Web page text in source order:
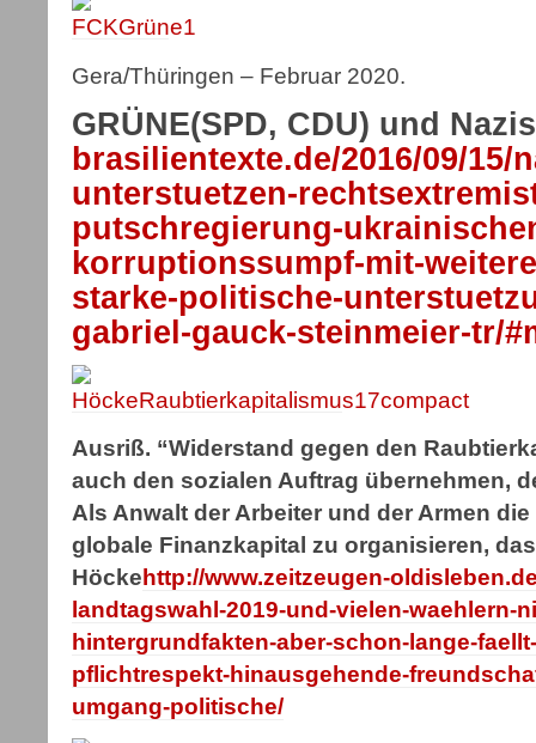
Gera/Thüringen – Februar 2020.
GRÜNE(SPD, CDU) und
brasilientexte.de/2016/09/15/
unterstuetzen-
putschregierung-
korruptionssumpf-mit-
starke-politische-
gabriel-gauck-steinmeier-tr/
Ausriß. “Widerstand gegen den
auch den sozialen Auftrag übernehmen,
Als Anwalt der Arbeiter und der Armen
globale Finanzkapital zu organisieren,
Höckehttp://www.zeitzeugen-
landtagswahl-2019-und-vielen-waehlern-
hintergrundfakten-aber-schon-lange-
pflichtrespekt-hinausgehende-
umgang-politische/